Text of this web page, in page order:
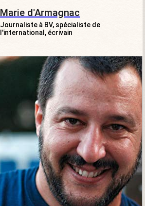
Marie d'Armagnac
Journaliste à BV, spécialiste de
l'international, écrivain